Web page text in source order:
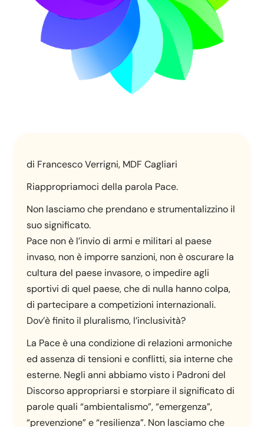
di Francesco Verrigni, MDF Cagliari
Riappropriamoci della parola Pace.
Non lasciamo che prendano e strumentalizzino il
suo significato.
Pace non è l’invio di armi e militari al paese
invaso, non è imporre sanzioni, non è oscurare la
cultura del paese invasore, o impedire agli
sportivi di quel paese, che di nulla hanno colpa,
di partecipare a competizioni internazionali.
Dov’è finito il pluralismo, l’inclusività?
La Pace è una condizione di relazioni armoniche
ed assenza di tensioni e conflitti, sia interne che
esterne. Negli anni abbiamo visto i Padroni del
Discorso appropriarsi e storpiare il significato di
parole quali “ambientalismo”, “emergenza”,
“prevenzione” e “resilienza”. Non lasciamo che